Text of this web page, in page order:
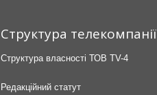
Структура телекомпанії
Структура власності ТОВ TV-4
Редакційний статут